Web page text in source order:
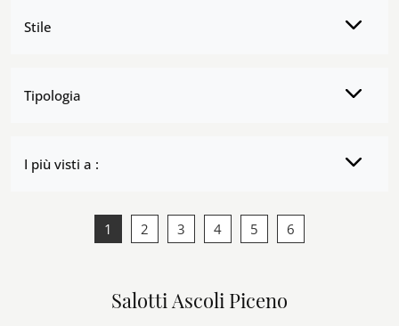
Stile
Tipologia
I più visti a :
1 2 3 4 5 6
Salotti Ascoli Piceno